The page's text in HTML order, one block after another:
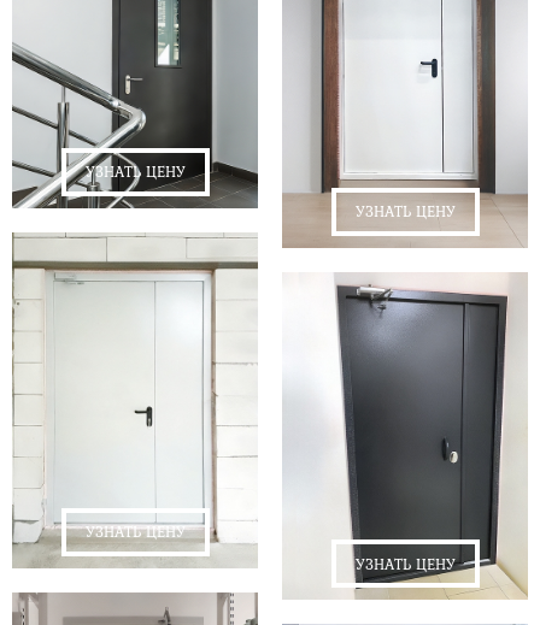
УЗНАТЬ ЦЕНУ
УЗНАТЬ ЦЕНУ
УЗНАТЬ ЦЕНУ
УЗНАТЬ ЦЕНУ